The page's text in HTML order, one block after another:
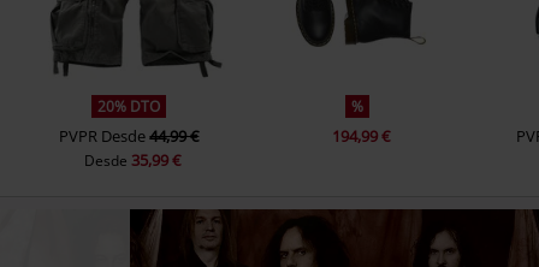
20% DTO
PVPR Desde44,99 €
Desde 35,99 €
%
194,99 €